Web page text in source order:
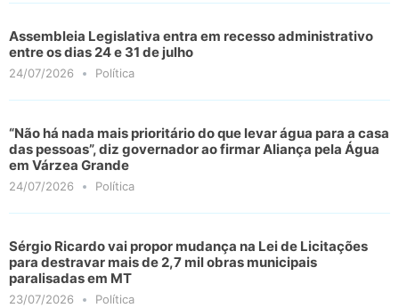
Assembleia Legislativa entra em recesso administrativo
entre os dias 24 e 31 de julho
24/07/2026 Política
“Não há nada mais prioritário do que levar água para a casa
das pessoas”, diz governador ao firmar Aliança pela Água
em Várzea Grande
24/07/2026 Política
Sérgio Ricardo vai propor mudança na Lei de Licitações
para destravar mais de 2,7 mil obras municipais
paralisadas em MT
23/07/2026 Política